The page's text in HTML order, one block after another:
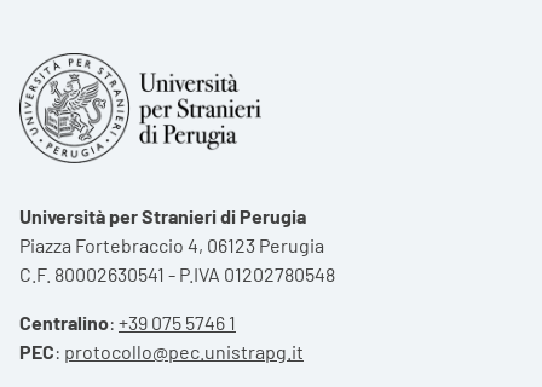
Università per Stranieri di Perugia
Piazza Fortebraccio 4, 06123 Perugia
C.F. 80002630541 - P.IVA 01202780548
Centralino: +39 075 5746 1
PEC: protocollo@pec.unistrapg.it